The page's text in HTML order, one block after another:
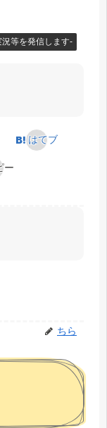
等を発信します-
はてブ
ー
ちら